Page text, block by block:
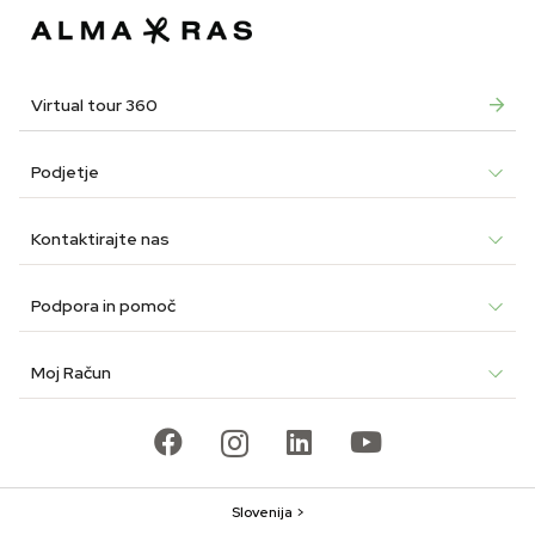
Virtual tour 360
Podjetje
Kontaktirajte nas
Podpora in pomoč
Moj Račun
Slovenija >